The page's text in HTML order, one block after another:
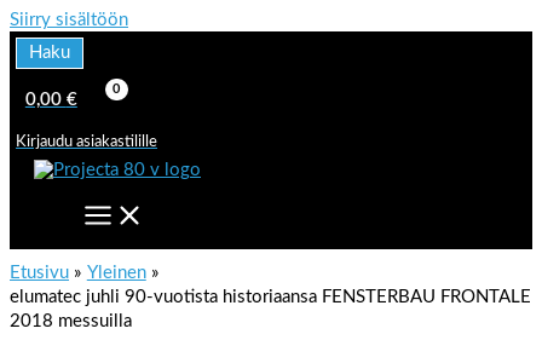
Siirry sisältöön
Haku
0,00 €
Kirjaudu asiakastilille
Etusivu
Yleinen
elumatec juhli 90-vuotista historiaansa FENSTERBAU FRONTALE
2018 messuilla